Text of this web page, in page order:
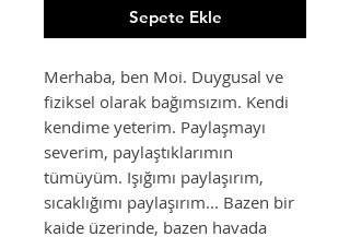
Sepete Ekle
Merhaba, ben Moi. Duygusal ve
fiziksel olarak bağımsızım. Kendi
kendime yeterim. Paylaşmayı
severim, paylaştıklarımın
tümüyüm. Işığımı paylaşırım,
sıcaklığımı paylaşırım... Bazen bir
kaide üzerinde, bazen havada